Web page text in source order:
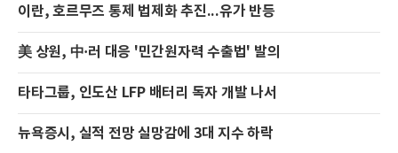
이란, 호르무즈 통제 법제화 추진...유가 반등
美 상원, 中·러 대응 '민간원자력 수출법' 발의
타타그룹, 인도산 LFP 배터리 독자 개발 나서
뉴욕증시, 실적 전망 실망감에 3대 지수 하락